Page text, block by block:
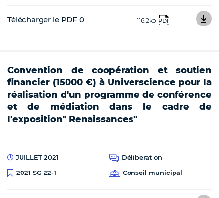
Télécharger le PDF 0 116.2ko PDF
Convention de coopération et soutien
financier (15000 €) à Universcience pour la
réalisation d'un programme de conférence
et de médiation dans le cadre de
l'exposition" Renaissances"
JUILLET 2021
Déliberation
2021 SG 22-1
Conseil municipal